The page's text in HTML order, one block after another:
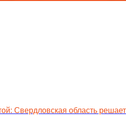
Свердловская область